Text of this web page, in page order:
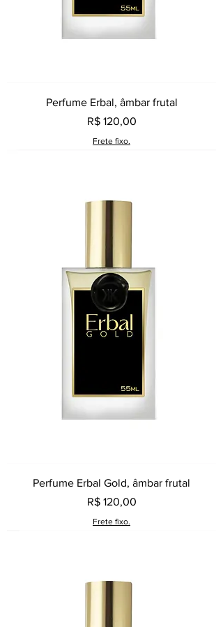
Perfume Erbal, âmbar frutal
Preço
R$ 120,00
Frete fixo.
Perfume Erbal Gold, âmbar frutal
Preço
R$ 120,00
Frete fixo.